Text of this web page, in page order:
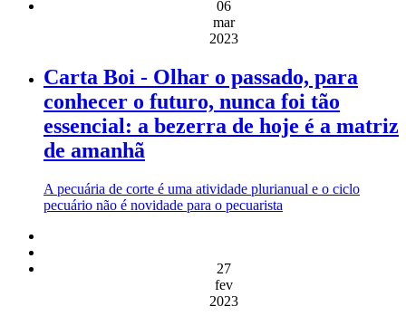
06
mar
2023
Carta Boi - Olhar o passado, para
conhecer o futuro, nunca foi tão
essencial: a bezerra de hoje é a matriz
de amanhã
A pecuária de corte é uma atividade plurianual e o ciclo
pecuário não é novidade para o pecuarista
27
fev
2023